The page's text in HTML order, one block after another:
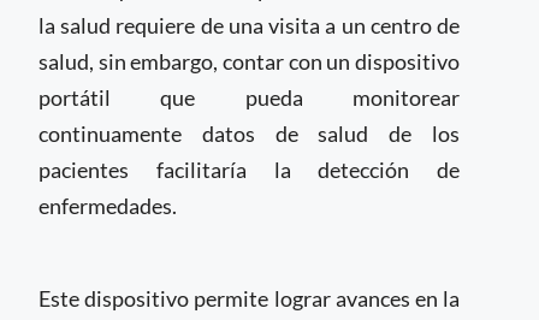
la salud requiere de una visita a un centro de
salud, sin embargo, contar con un dispositivo
portátil que pueda monitorear
continuamente datos de salud de los
pacientes facilitaría la detección de
enfermedades.
Este dispositivo permite lograr avances en la